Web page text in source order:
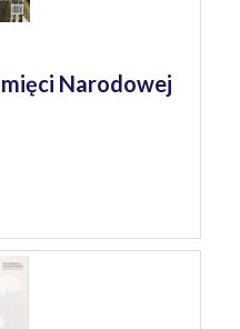
Narodowej